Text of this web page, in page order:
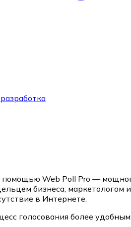
Web Poll Pro —
бизнеса, маркетологом
в Интернете.
голосования более удобным: